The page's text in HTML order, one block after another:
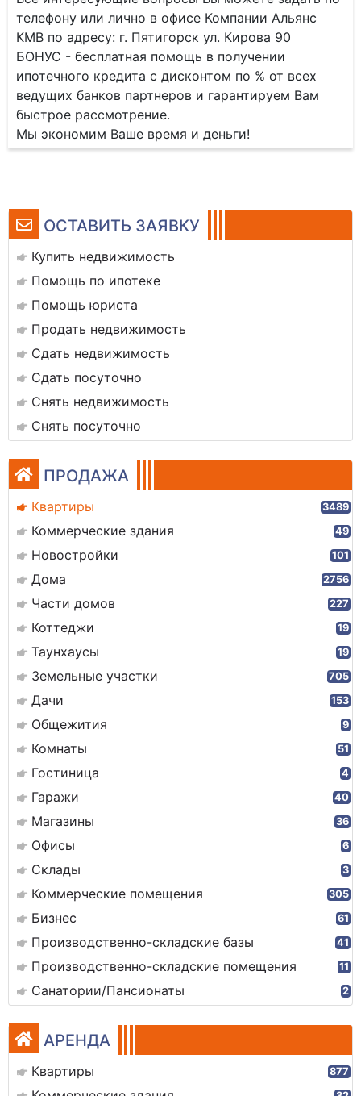
ОСТАВИТЬ ЗАЯВКУ
Купить недвижимость
Помощь по ипотеке
Помощь юриста
Продать недвижимость
Сдать недвижимость
Сдать посуточно
Снять недвижимость
Снять посуточно
ПРОДАЖА
Квартиры 3489
Коммерческие здания 49
Новостройки 101
Дома 2756
Части домов 227
Коттеджи 19
Таунхаусы 19
Земельные участки 705
Дачи 153
Общежития 9
Комнаты 51
Гостиница 4
Гаражи 40
Магазины 36
Офисы 6
Склады 3
Коммерческие помещения 305
Бизнес 61
Производственно-складские базы 41
Производственно-складские помещения 11
Санатории/Пансионаты 2
АРЕНДА
Квартиры 877
телефону или лично в офисе Компании Альянс
КМВ по адресу: г. Пятигорск ул. Кирова 90
БОНУС - бесплатная помощь в получении
ипотечного кредита с дисконтом по % от всех
ведущих банков партнеров и гарантируем Вам
быстрое рассмотрение.
Мы экономим Ваше время и деньги!